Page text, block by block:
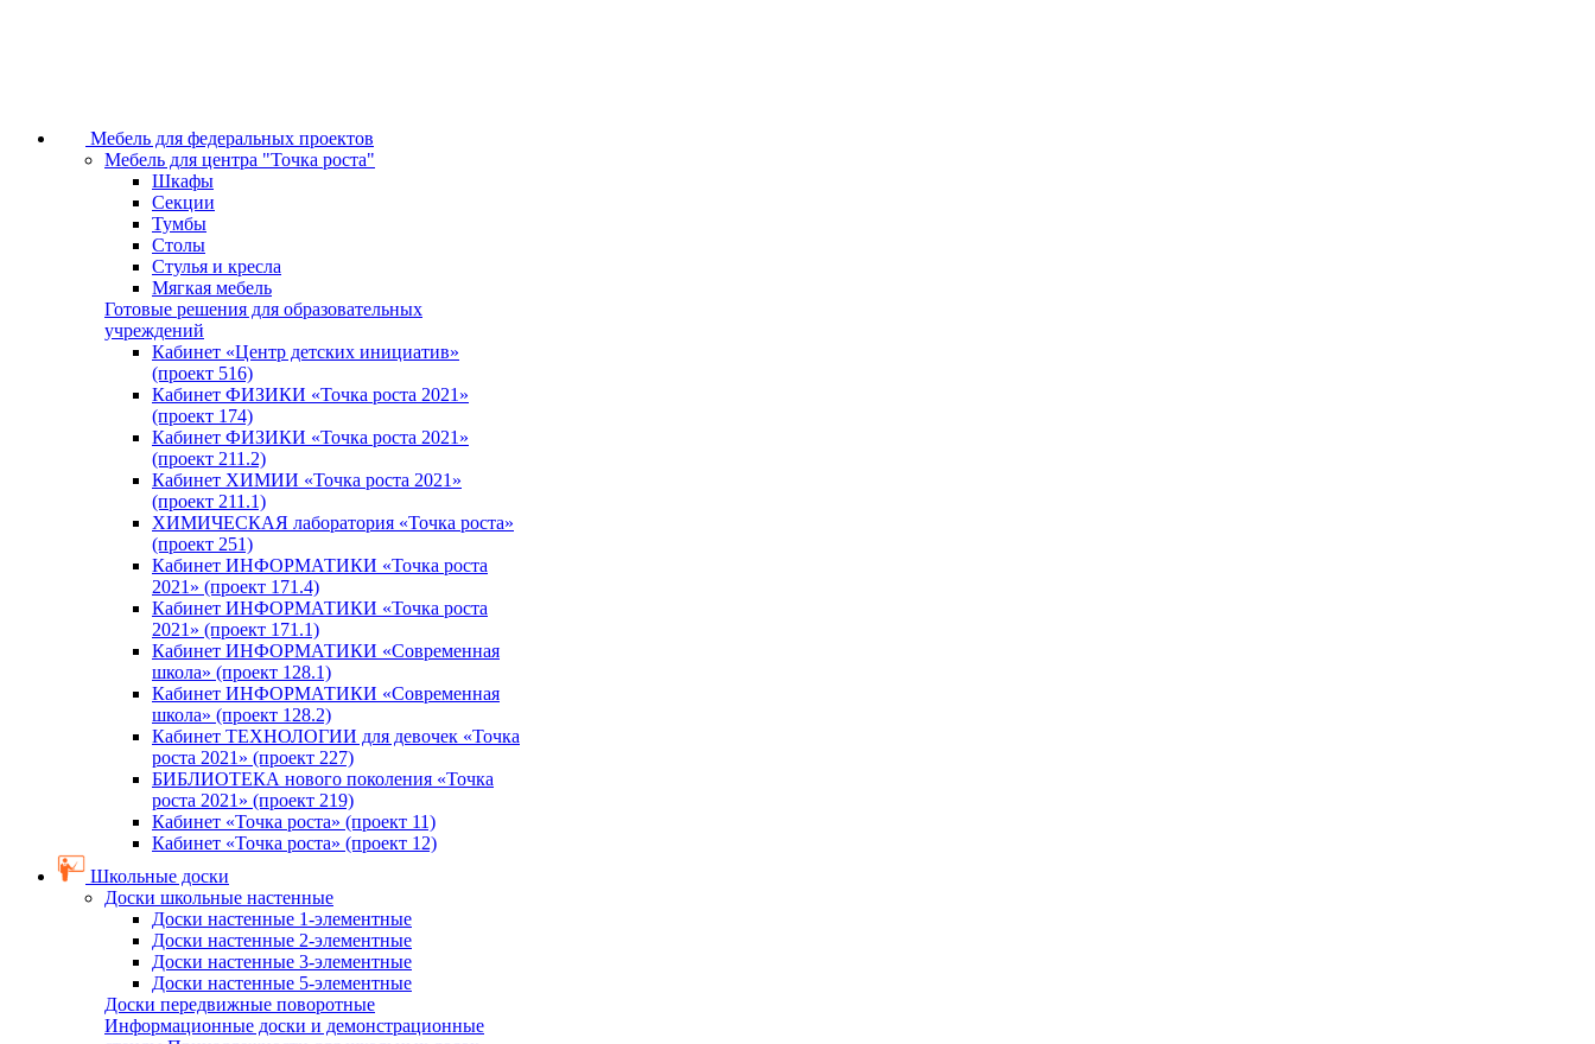
Мебель для федеральных проектов
Мебель для центра "Точка роста"
Шкафы
Секции
Тумбы
Столы
Стулья и кресла
Мягкая мебель
Готовые решения для образовательных
учреждений
Кабинет «Центр детских инициатив»
(проект 516)
Кабинет ФИЗИКИ «Точка роста 2021»
(проект 174)
Кабинет ФИЗИКИ «Точка роста 2021»
(проект 211.2)
Кабинет ХИМИИ «Точка роста 2021»
(проект 211.1)
ХИМИЧЕСКАЯ лаборатория «Точка роста»
(проект 251)
Кабинет ИНФОРМАТИКИ «Точка роста
2021» (проект 171.4)
Кабинет ИНФОРМАТИКИ «Точка роста
2021» (проект 171.1)
Кабинет ИНФОРМАТИКИ «Современная
школа» (проект 128.1)
Кабинет ИНФОРМАТИКИ «Современная
школа» (проект 128.2)
Кабинет ТЕХНОЛОГИИ для девочек «Точка
роста 2021» (проект 227)
БИБЛИОТЕКА нового поколения «Точка
роста 2021» (проект 219)
Кабинет «Точка роста» (проект 11)
Кабинет «Точка роста» (проект 12)
Школьные доски
Доски школьные настенные
Доски настенные 1-элементные
Доски настенные 2-элементные
Доски настенные 3-элементные
Доски настенные 5-элементные
Доски передвижные поворотные
Информационные доски и демонстрационные